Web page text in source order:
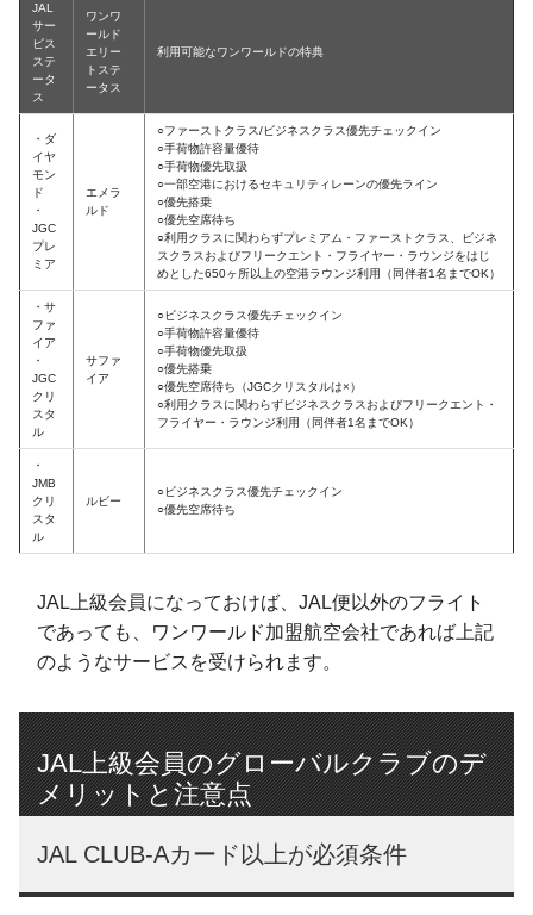
JAL
サー
ビス
ステ
ータ
ス
ワンワ
ールド
エリー
トステ
ータス
利用可能なワンワールドの特典
・ダ
イヤ
モン
ド
・
JGC
プレ
ミア
エメラ
ルド
○ファーストクラス/ビジネスクラス優先チェックイン
○手荷物許容量優待
○手荷物優先取扱
○一部空港におけるセキュリティレーンの優先ライン
○優先搭乗
○優先空席待ち
○利用クラスに関わらずプレミアム・ファーストクラス、ビジネ
スクラスおよびフリークエント・フライヤー・ラウンジをはじ
めとした650ヶ所以上の空港ラウンジ利用（同伴者1名までOK）
・サ
ファ
イア
・
JGC
クリ
スタ
ル
サファ
イア
○ビジネスクラス優先チェックイン
○手荷物許容量優待
○手荷物優先取扱
○優先搭乗
○優先空席待ち（JGCクリスタルは×）
○利用クラスに関わらずビジネスクラスおよびフリークエント・
フライヤー・ラウンジ利用（同伴者1名までOK）
・
JMB
クリ
スタ
ル
ルビー
○ビジネスクラス優先チェックイン
○優先空席待ち
JAL上級会員になっておけば、JAL便以外のフライト
であっても、ワンワールド加盟航空会社であれば上記
のようなサービスを受けられます。
JAL上級会員のグローバルクラブのデ
メリットと注意点
JAL CLUB-Aカード以上が必須条件